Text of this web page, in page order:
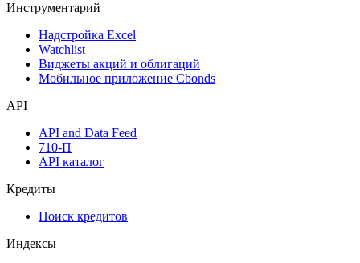
Инструментарий
Надстройка Excel
Watchlist
Виджеты акций и облигаций
Мобильное приложение Cbonds
API
API and Data Feed
710-П
API каталог
Кредиты
Поиск кредитов
Индексы